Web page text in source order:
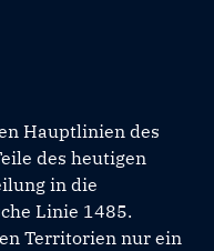
Hauptlinien des
des heutigen
in die
Linie 1485.
Territorien nur ein